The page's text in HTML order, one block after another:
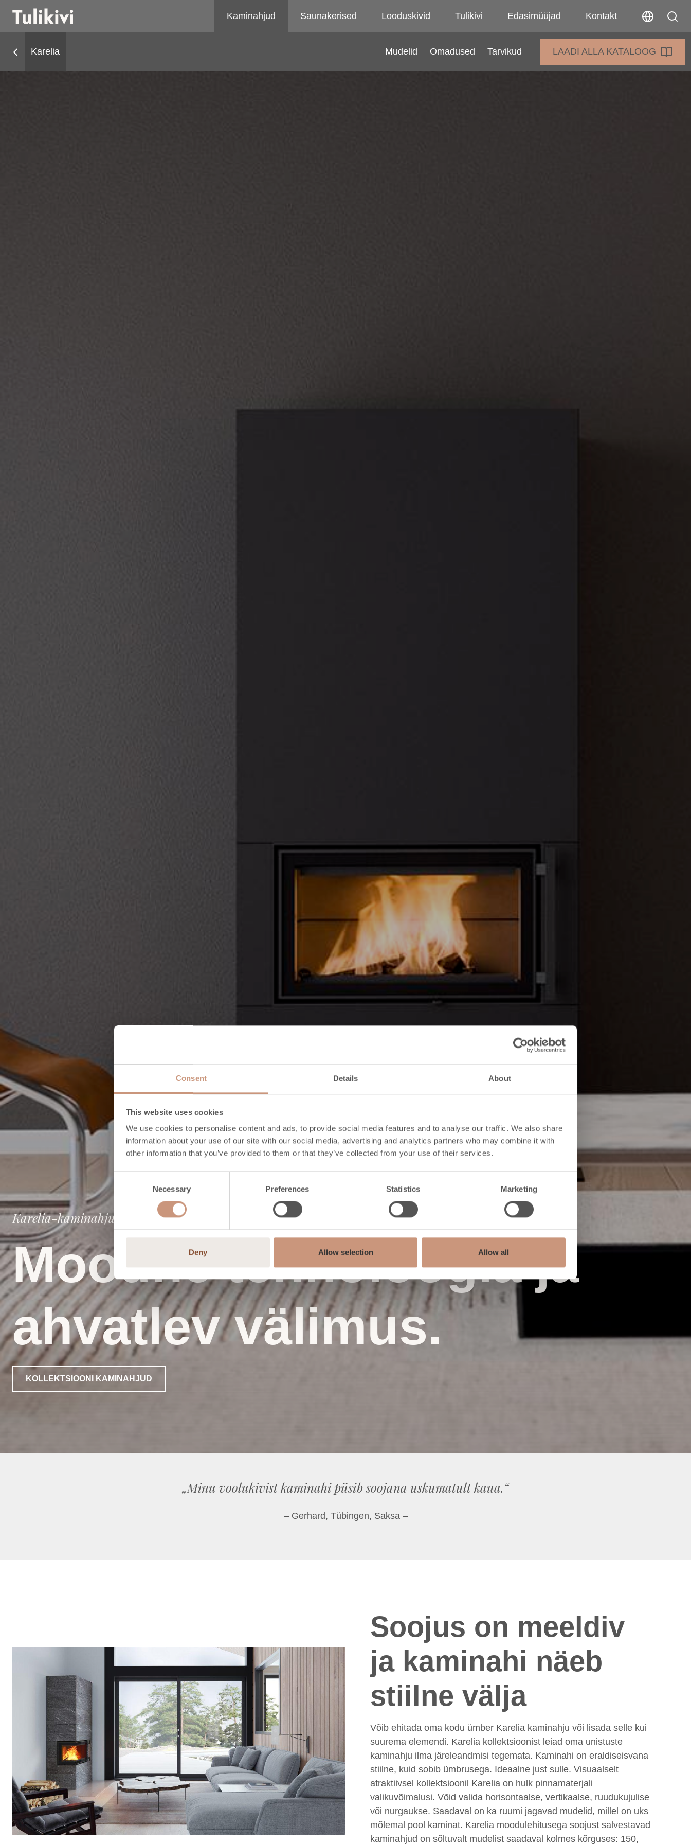
Consent Details About
This website uses cookies
We use cookies to personalise content and ads, to provide social media features and to analyse our traffic. We also share
information about your use of our site with our social media, advertising and analytics partners who may combine it with
other information that you’ve provided to them or that they’ve collected from your use of their services.
Necessary Preferences Statistics Marketing
Deny Allow selection Allow all
Kaminahjud Saunakerised Looduskivid Tulikivi Edasimüüjad Kontakt
Karelia Mudelid Omadused Tarvikud LAADI ALLA KATALOOG
Karelia-kaminahjud
Moodne tehnoloogia ja
ahvatlev välimus.
KOLLEKTSIOONI KAMINAHJUD
„Minu voolukivist kaminahi püsib soojana uskumatult kaua.“
– Gerhard, Tübingen, Saksa –
Soojus on meeldiv
ja kaminahi näeb
stiilne välja
Võib ehitada oma kodu ümber Karelia kaminahju või lisada selle kui
suurema elemendi. Karelia kollektsioonist leiad oma unistuste
kaminahju ilma järeleandmisi tegemata. Kaminahi on eraldiseisvana
stiilne, kuid sobib ümbrusega. Ideaalne just sulle. Visuaalselt
atraktiivsel kollektsioonil Karelia on hulk pinnamaterjali
valikuvõimalusi. Võid valida horisontaalse, vertikaalse, ruudukujulise
või nurgaukse. Saadaval on ka ruumi jagavad mudelid, millel on uks
mõlemal pool kaminat. Karelia moodulehitusega soojust salvestavad
kaminahjud on sõltuvalt mudelist saadaval kolmes kõrguses: 150,